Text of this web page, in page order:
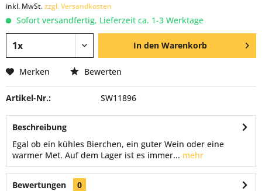
inkl. MwSt.zzgl. Versandkosten
Sofort versandfertig, Lieferzeit ca. 1-3 Werktage
In den Warenkorb
Merken Bewerten
Artikel-Nr.: SW11896
Beschreibung
Egal ob ein kühles Bierchen, ein guter Wein oder eine
warmer Met. Auf dem Lager ist es immer... mehr
Bewertungen
0